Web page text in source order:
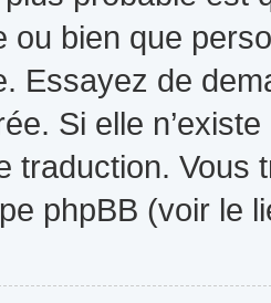
ou bien que
Essayez de
Si elle
traduction. Vous
phpBB (voir le